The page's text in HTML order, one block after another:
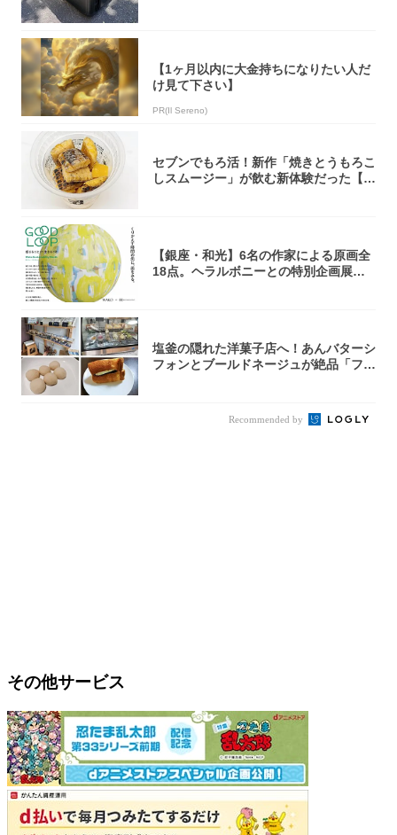
【1ヶ月以内に大金持ちになりたい人だ
け見て下さい】
PR(Il Sereno)
セブンでもろ活！新作「焼きとうもろこ
しスムージー」が飲む新体験だった【東
【銀座・和光】6名の作家による原画全
18点。ヘラルボニーとの特別企画展「G
塩釜の隠れた洋菓子店へ！あんバターシ
フォンとブールドネージュが絶品「フー
Recommended by
その他サービス